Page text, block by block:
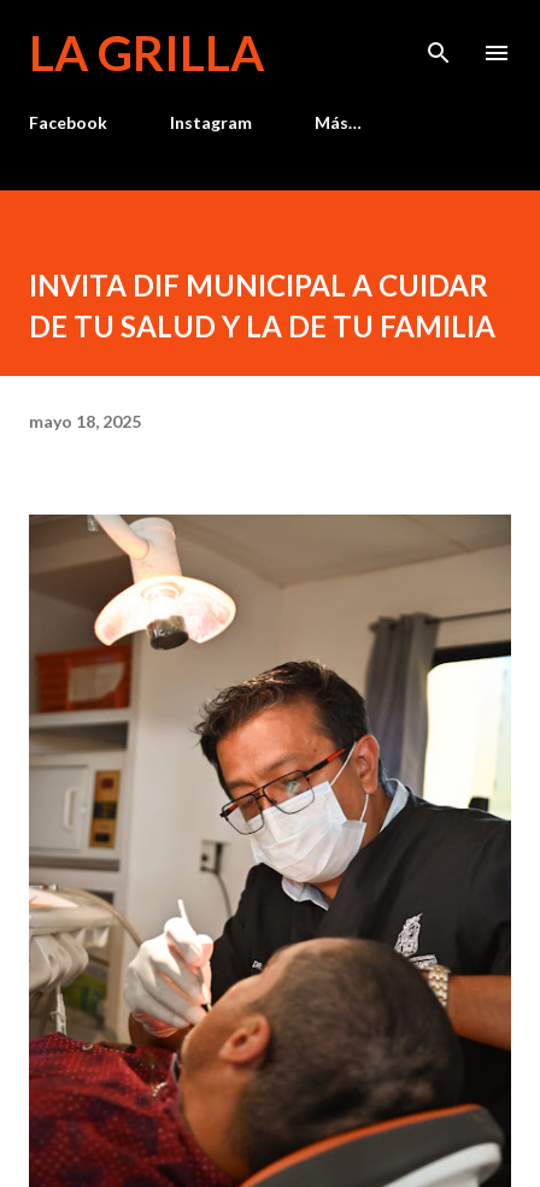
LA GRILLA
Facebook Instagram Más…
INVITA DIF MUNICIPAL A CUIDAR
DE TU SALUD Y LA DE TU FAMILIA
mayo 18, 2025